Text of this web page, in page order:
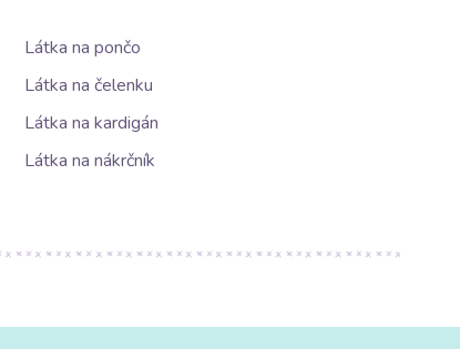
Látka na pončo
Látka na čelenku
Látka na kardigán
Látka na nákrčník